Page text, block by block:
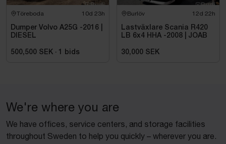
Töreboda 10d 23h
Dumper Volvo A25G -2016 |
DIESEL
500,500 SEK · 1 bids
Burlöv 12d 22h
Lastväxlare Scania R420
LB 6x4 HHA -2008 | JOAB
30,000 SEK
We're where you are
We have offices, service centers, and storage facilities
throughout Sweden to help you quickly – wherever you are.